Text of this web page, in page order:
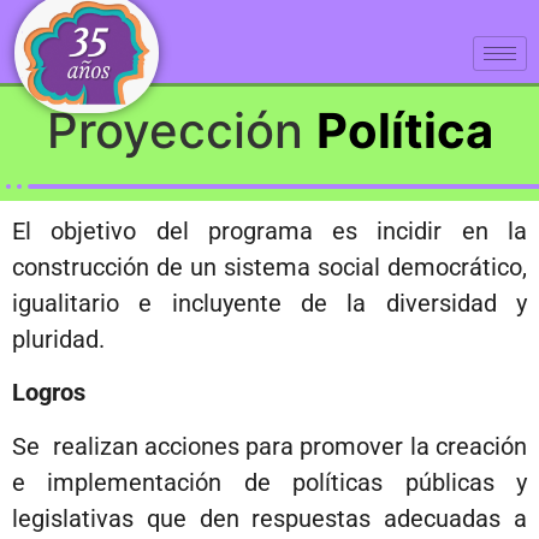
Proyección Política
El objetivo del programa es incidir en la
construcción de un sistema social democrático,
igualitario e incluyente de la diversidad y
pluridad.
Logros
Se realizan acciones para promover la creación
e implementación de políticas públicas y
legislativas que den respuestas adecuadas a